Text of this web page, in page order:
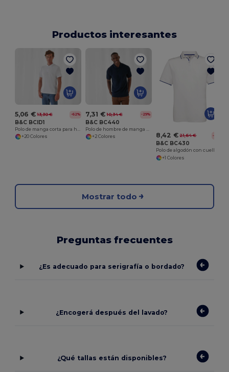
Productos interesantes
5,06 € 13,30 € -62%
B&C BCID1
+20 Colores
7,31 € 10,34 € -29%
B&C BC440
+2 Colores
8,42 € 21,64 € -61%
B&C BC430
+1 Colores
Mostrar todo
Preguntas frecuentes
¿Es adecuado para serigrafía o bordado?
¿Encogerá después del lavado?
¿Qué tallas están disponibles?